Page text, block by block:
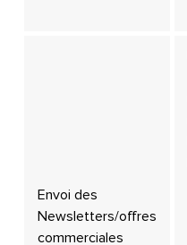
Envoi des
Newsletters/offres
commerciales